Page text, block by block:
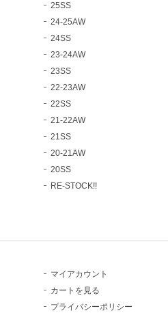
25SS
24-25AW
24SS
23-24AW
23SS
22-23AW
22SS
21-22AW
21SS
20-21AW
20SS
RE-STOCK!!
マイアカウント
カートを見る
プライバシーポリシー